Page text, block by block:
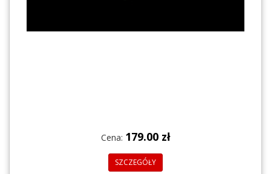
Cena: 179.00 zł
SZCZEGÓŁY